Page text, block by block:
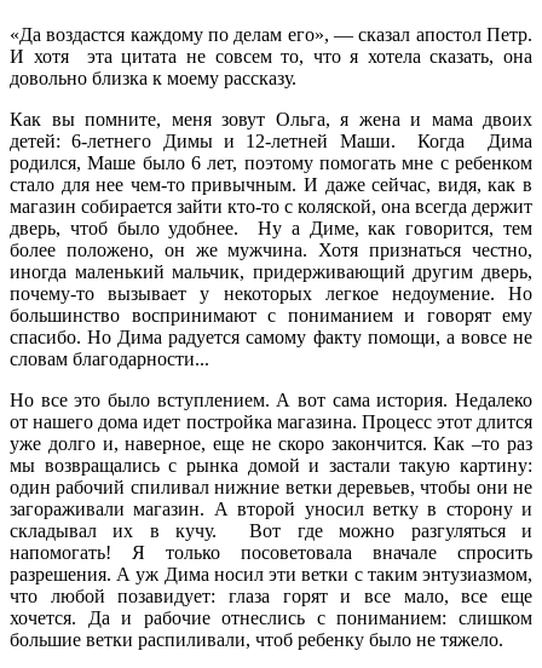
«Да воздастся каждому по делам его», — сказал апостол Петр.
И хотя эта цитата не совсем то, что я хотела сказать, она
довольно близка к моему рассказу.
Как вы помните, меня зовут Ольга, я жена и мама двоих
детей: 6-летнего Димы и 12-летней Маши. Когда Дима
родился, Маше было 6 лет, поэтому помогать мне с ребенком
стало для нее чем-то привычным. И даже сейчас, видя, как в
магазин собирается зайти кто-то с коляской, она всегда держит
дверь, чтоб было удобнее. Ну а Диме, как говорится, тем
более положено, он же мужчина. Хотя признаться честно,
иногда маленький мальчик, придерживающий другим дверь,
почему-то вызывает у некоторых легкое недоумение. Но
большинство воспринимают с пониманием и говорят ему
спасибо. Но Дима радуется самому факту помощи, а вовсе не
словам благодарности...
Но все это было вступлением. А вот сама история. Недалеко
от нашего дома идет постройка магазина. Процесс этот длится
уже долго и, наверное, еще не скоро закончится. Как –то раз
мы возвращались с рынка домой и застали такую картину:
один рабочий спиливал нижние ветки деревьев, чтобы они не
загораживали магазин. А второй уносил ветку в сторону и
складывал их в кучу. Вот где можно разгуляться и
напомогать! Я только посоветовала вначале спросить
разрешения. А уж Дима носил эти ветки с таким энтузиазмом,
что любой позавидует: глаза горят и все мало, все еще
хочется. Да и рабочие отнеслись с пониманием: слишком
большие ветки распиливали, чтоб ребенку было не тяжело.